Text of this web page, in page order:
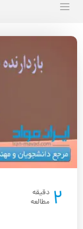
2 دقیقه
مطالعه